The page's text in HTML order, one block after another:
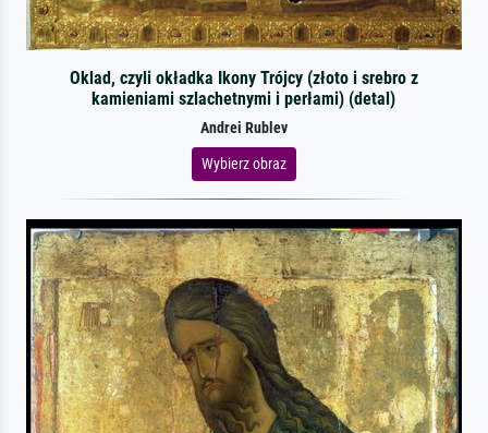
Oklad, czyli okładka Ikony Trójcy (złoto i srebro z
kamieniami szlachetnymi i perłami) (detal)
Andrei Rublev
Wybierz obraz